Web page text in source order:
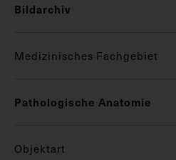
Bildarchiv
Medizinisches Fachgebiet
Pathologische Anatomie
Objektart